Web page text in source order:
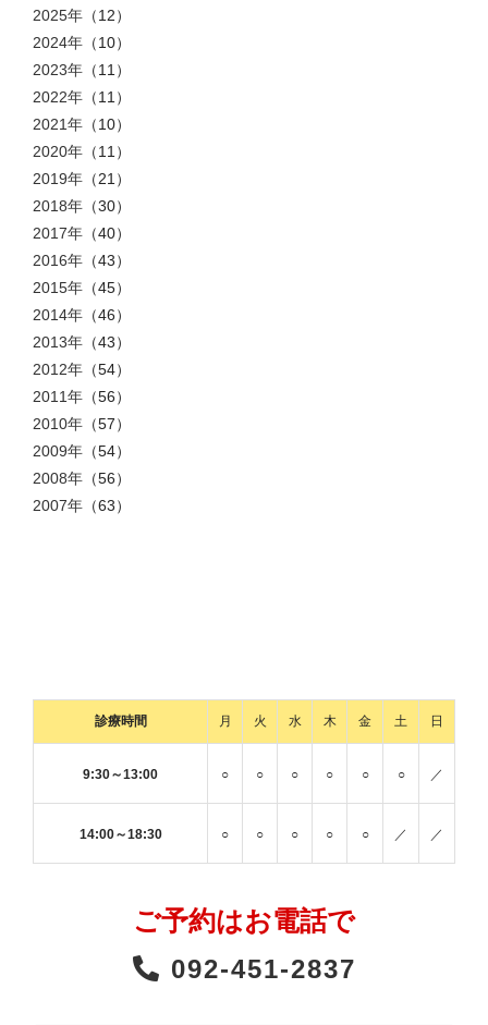
2025年 （12）
2024年 （10）
2023年 （11）
2022年 （11）
2021年 （10）
2020年 （11）
2019年 （21）
2018年 （30）
2017年 （40）
2016年 （43）
2015年 （45）
2014年 （46）
2013年 （43）
2012年 （54）
2011年 （56）
2010年 （57）
2009年 （54）
2008年 （56）
2007年 （63）
診療時間 月 火 水 木 金 土 日
9:30～13:00 ○ ○ ○ ○ ○ ○ ／
14:00～18:30 ○ ○ ○ ○ ○ ／ ／
ご予約はお電話で
092-451-2837